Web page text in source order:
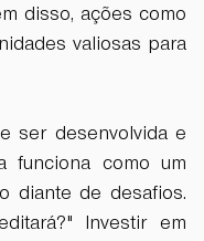
disso, ações como
valiosas para
ser desenvolvida e
funciona como um
diante de desafios.
Investir em